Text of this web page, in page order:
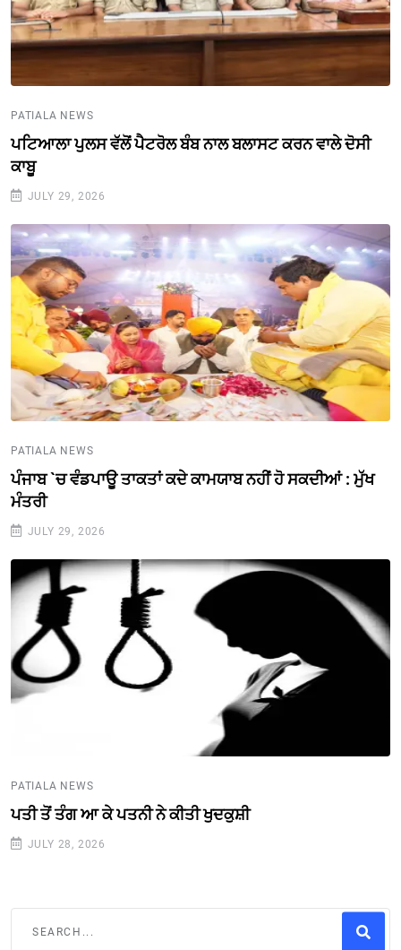
PATIALA NEWS
ਪਟਿਆਲਾ ਪੁਲਸ ਵੱਲੋਂ ਪੈਟਰੋਲ ਬੰਬ ਨਾਲ ਬਲਾਸਟ ਕਰਨ ਵਾਲੇ ਦੋਸੀ
ਕਾਬੂ
JULY 29, 2026
PATIALA NEWS
ਪੰਜਾਬ `ਚ ਵੰਡਪਾਊ ਤਾਕਤਾਂ ਕਦੇ ਕਾਮਯਾਬ ਨਹੀਂ ਹੋ ਸਕਦੀਆਂ : ਮੁੱਖ
ਮੰਤਰੀ
JULY 29, 2026
PATIALA NEWS
ਪਤੀ ਤੋਂ ਤੰਗ ਆ ਕੇ ਪਤਨੀ ਨੇ ਕੀਤੀ ਖੁਦਕੁਸ਼ੀ
JULY 28, 2026